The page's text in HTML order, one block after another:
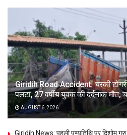
Giridih Road Accident: चरकी
पलटा, 27 वर्षीय युवक की दर्दनाक
AUGUST 6, 2026
Giridih News: पहली पुण्यतिथि पर दिशोम